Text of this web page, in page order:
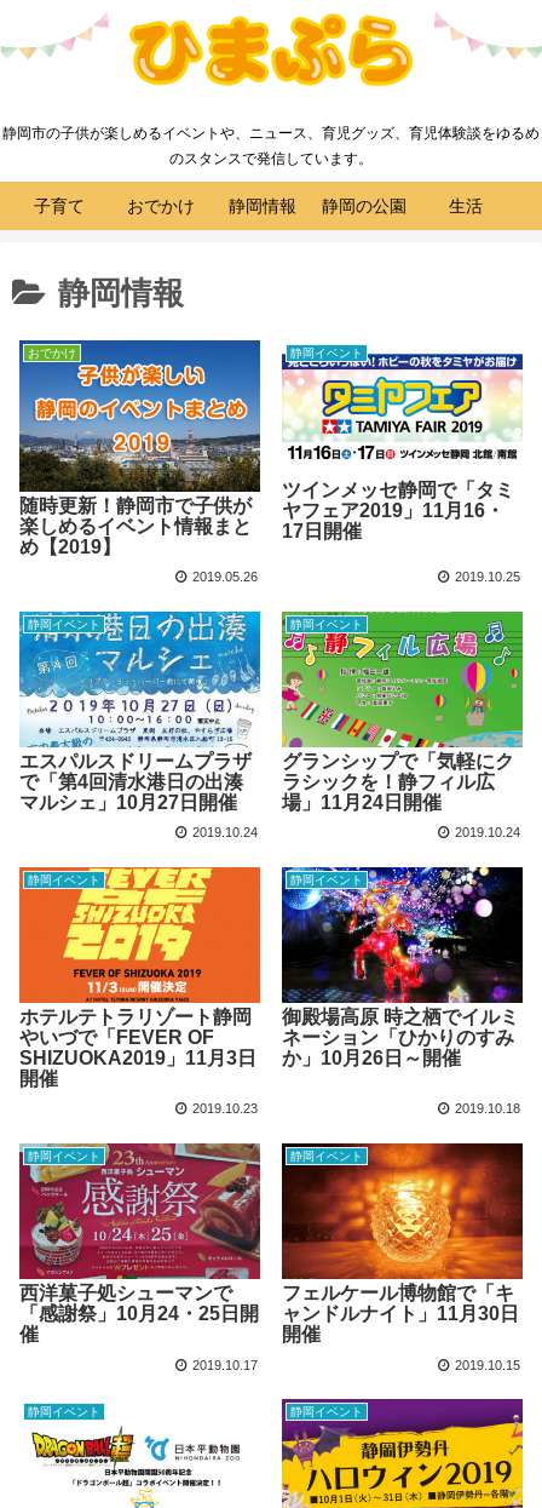
静岡市の子供が楽しめるイベントや、ニュース、育児グッズ、育児体験談をゆるめ
のスタンスで発信しています。
子育て おでかけ 静岡情報 静岡の公園 生活
静岡情報
おでかけ
随時更新！静岡市で子供が
楽しめるイベント情報まと
め【2019】
2019.05.26
静岡イベント
ツインメッセ静岡で「タミ
ヤフェア2019」11月16・
17日開催
2019.10.25
静岡イベント
エスパルスドリームプラザ
で「第4回清水港日の出湊
マルシェ」10月27日開催
2019.10.24
静岡イベント
グランシップで「気軽にク
ラシックを！静フィル広
場」11月24日開催
2019.10.24
静岡イベント
ホテルテトラリゾート静岡
やいづで「FEVER OF
SHIZUOKA2019」11月3日
開催
2019.10.23
静岡イベント
御殿場高原 時之栖でイルミ
ネーション「ひかりのすみ
か」10月26日～開催
2019.10.18
静岡イベント
西洋菓子処シューマンで
「感謝祭」10月24・25日開
催
2019.10.17
静岡イベント
フェルケール博物館で「キ
ャンドルナイト」11月30日
開催
2019.10.15
静岡イベント 静岡イベント